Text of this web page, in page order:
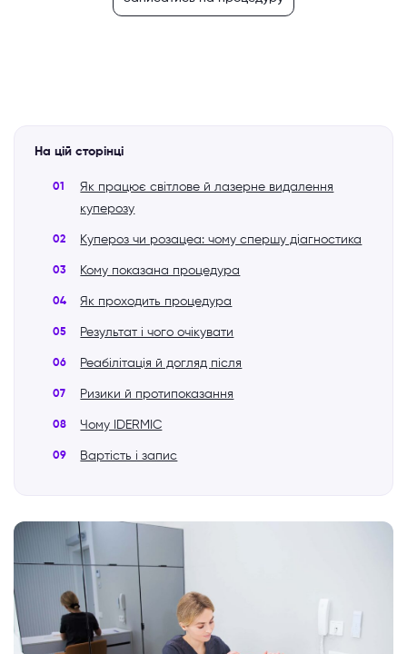
На цій сторінці
Як працює світлове й лазерне видалення
куперозу
Купероз чи розацеа: чому спершу діагностика
Кому показана процедура
Як проходить процедура
Результат і чого очікувати
Реабілітація й догляд після
Ризики й протипоказання
Чому IDERMIC
Вартість і запис